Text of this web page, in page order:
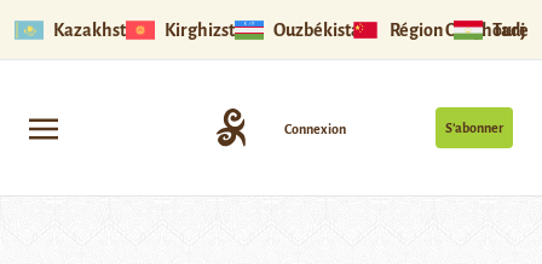
Kazakhstan Kirghizstan Ouzbékistan Région Ouïghoure
S’abonner
Connexion